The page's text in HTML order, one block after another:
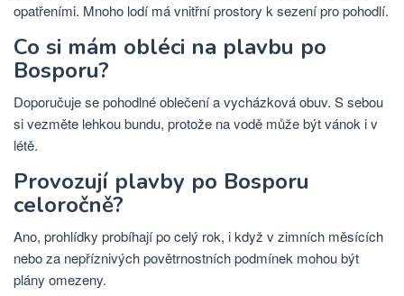
opatřeními. Mnoho lodí má vnitřní prostory k sezení pro pohodlí.
Co si mám obléci na plavbu po
Bosporu?
Doporučuje se pohodlné oblečení a vycházková obuv. S sebou
si vezměte lehkou bundu, protože na vodě může být vánok i v
létě.
Provozují plavby po Bosporu
celoročně?
Ano, prohlídky probíhají po celý rok, i když v zimních měsících
nebo za nepříznivých povětrnostních podmínek mohou být
plány omezeny.